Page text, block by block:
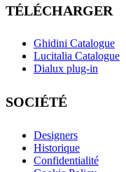
TÉLÉCHARGER
Ghidini Catalogue
Lucitalia Catalogue
Dialux plug-in
SOCIÉTÉ
Designers
Historique
Confidentialité